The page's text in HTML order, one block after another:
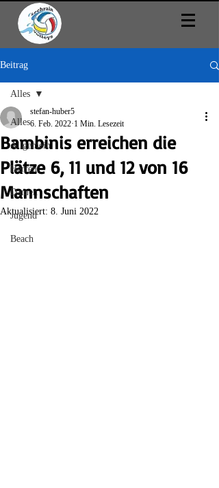
Beitrag
Alles
Allgemein
Herren
Damen
Jugend
Beach
Alles
Bambinis erreichen die
Plätze 6, 11 und 12 von 16
Mannschaften
stefan-huber5
6. Feb. 2022 1 Min. Lesezeit
Aktualisiert: 8. Juni 2022